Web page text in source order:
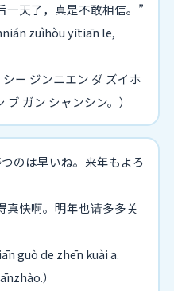
一天了，真是不敢相信。”
zuìhòu yītiān le,
ー ジンニエン ダ ズイホ
ブ ガン シャンシン。）
のは早いね。来年もよろ
真快啊。明年也请多多关
guò de zhēn kuài a.
）